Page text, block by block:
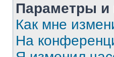
Параметры и
Как мне
На